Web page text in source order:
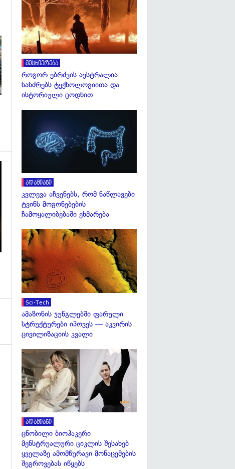
გადახედვა
მეცნიერება
როგორ ებრძვის ავსტრალია
ხანძრებს ტექნოლოგიითა და
ისტორიული ცოდნით
ადამიანი
კვლევა აჩვენებს, რომ ნაწლავები
ტვინს მოგონებების
ჩამოყალიბებაში ეხმარება
Sci-Tech
ამაზონის ჯუნგლებში ფარული
სტრუქტურები იპოვეს — აკვირის
ცივილიზაციის კვალი
ადამიანი
ცნობილი ბიოჰაკერი
მენსტრუალური ციკლის შესახებ
ყველაზე ამომწურავი მონაცემების
შეგროვებას იწყებს